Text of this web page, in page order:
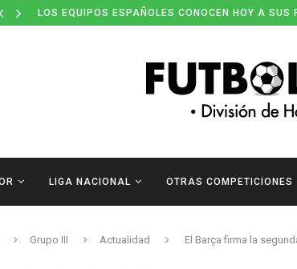
LOS EQUIPOS ESPAÑOLES CONOCEN HOY A SUS
LIGA NACIONAL OTRAS COMPETICIONES
Grupo III Actualidad El Barça firma la